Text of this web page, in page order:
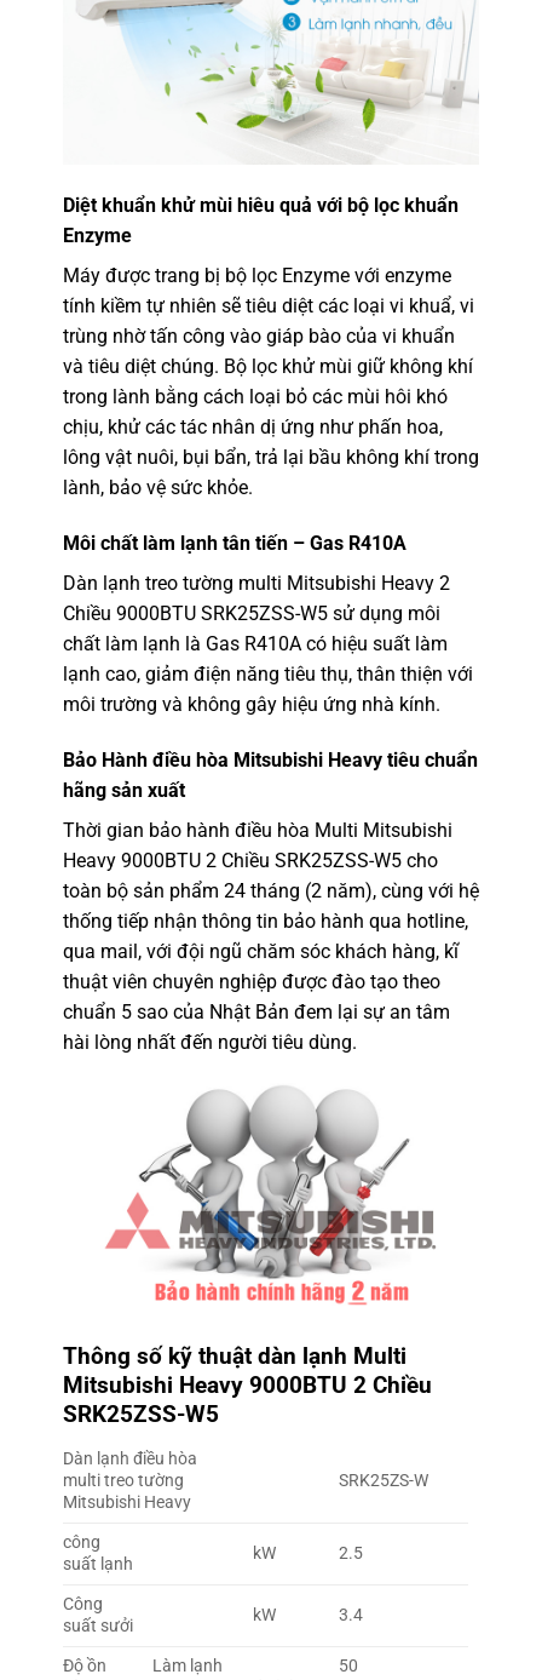
Diệt khuẩn khử mùi hiêu quả với bộ lọc khuẩn
Enzyme
Máy được trang bị bộ lọc Enzyme với enzyme
tính kiềm tự nhiên sẽ tiêu diệt các loại vi khuẩ, vi
trùng nhờ tấn công vào giáp bào của vi khuẩn
và tiêu diệt chúng. Bộ lọc khử mùi giữ không khí
trong lành bằng cách loại bỏ các mùi hôi khó
chịu, khử các tác nhân dị ứng như phấn hoa,
lông vật nuôi, bụi bẩn, trả lại bầu không khí trong
lành, bảo vệ sức khỏe.
Môi chất làm lạnh tân tiến – Gas R410A
Dàn lạnh treo tường multi Mitsubishi Heavy 2
Chiều 9000BTU SRK25ZSS-W5 sử dụng môi
chất làm lạnh là Gas R410A có hiệu suất làm
lạnh cao, giảm điện năng tiêu thụ, thân thiện với
môi trường và không gây hiệu ứng nhà kính.
Bảo Hành điều hòa Mitsubishi Heavy tiêu chuẩn
hãng sản xuất
Thời gian bảo hành điều hòa Multi Mitsubishi
Heavy 9000BTU 2 Chiều SRK25ZSS-W5 cho
toàn bộ sản phẩm 24 tháng (2 năm), cùng với hệ
thống tiếp nhận thông tin bảo hành qua hotline,
qua mail, với đội ngũ chăm sóc khách hàng, kĩ
thuật viên chuyên nghiệp được đào tạo theo
chuẩn 5 sao của Nhật Bản đem lại sự an tâm
hài lòng nhất đến người tiêu dùng.
Thông số kỹ thuật dàn lạnh Multi
Mitsubishi Heavy 9000BTU 2 Chiều
SRK25ZSS-W5
Dàn lạnh điều hòa
multi treo tường
Mitsubishi Heavy
SRK25ZS-W
công
suất lạnh
kW 2.5
Công
suất sưởi
kW 3.4
Độ ồn
Làm lạnh
50